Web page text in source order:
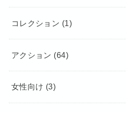
コレクション (1)
アクション (64)
女性向け (3)